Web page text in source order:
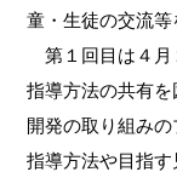
童・生徒の交流等
第１回目は４月
指導方法の共有
開発の取り組みの
指導方法や目指